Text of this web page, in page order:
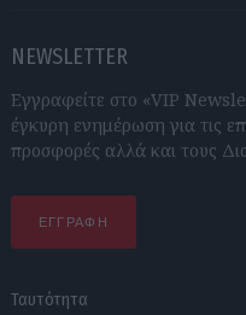
NEWSLETTER
Εγγραφείτε στο «VIP
έγκυρη ενημέρωση για τις
προσφορές αλλά και τους
ΕΓΓΡΑΦΗ
Ταυτότητα